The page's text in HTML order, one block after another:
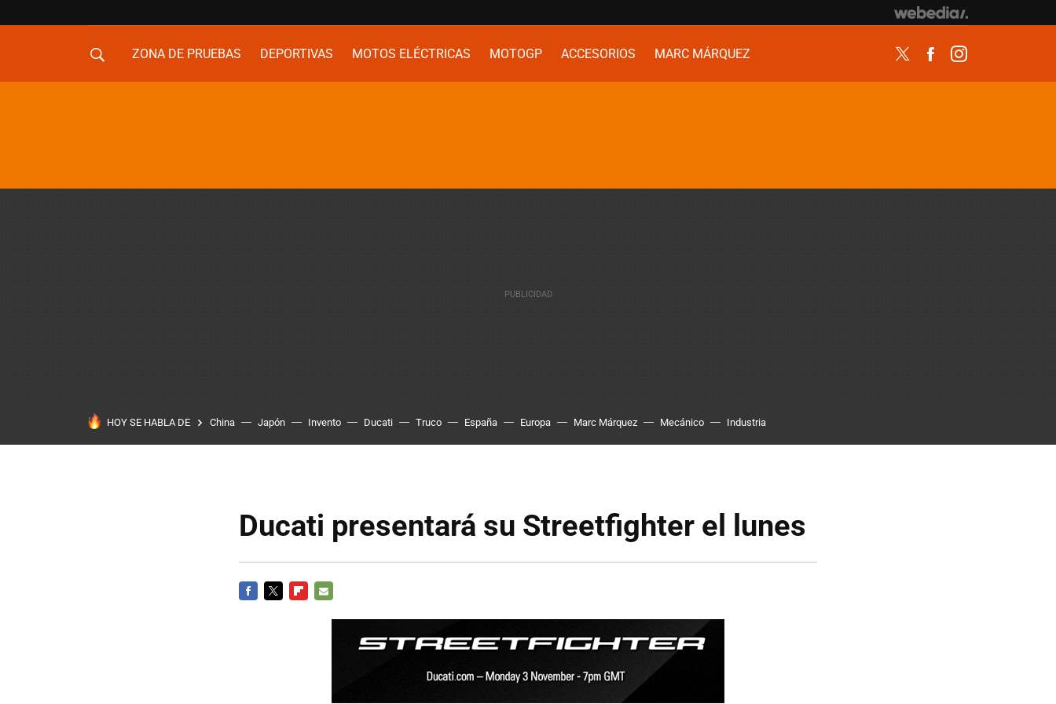
ZONA DE PRUEBAS DEPORTIVAS MOTOS ELÉCTRICAS MOTOGP ACCESORIOS
MARC MÁRQUEZ
Twitter Facebook
HOY SE HABLA DE China Japón Invento Ducati Truco España Europa Marc Márquez Mecánico Industria
Ducati presentará su Streetfighter el lunes